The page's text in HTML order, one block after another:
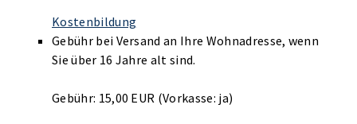
Kostenbildung
Gebühr bei Versand an Ihre Wohnadresse, wenn
Sie über 16 Jahre alt sind.
Gebühr: 15,00 EUR (Vorkasse: ja)